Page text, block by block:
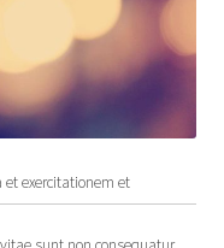
exercitationem et